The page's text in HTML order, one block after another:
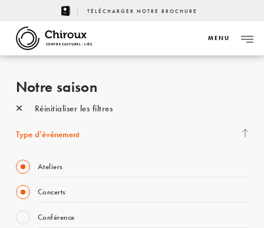
TÉLÉCHARGER NOTRE BROCHURE
CENTRE CULTUREL - LIÈGE
MENU
Notre saison
Réinitialiser les filtres
Type d’événement
Ateliers
Concerts
Conférence